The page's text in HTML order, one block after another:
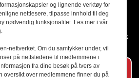
Varsom-plakaten og presseetikken slik
nyhetsbrev
og lignende verktøy for
nettlesere, tilpasse innhold til deg
nødvendig funksjonalitet. Les mer i vår
nettverket. Om du samtykker under, vil
på nettstedene til medlemmene i
fra dine besøk på tvers av
oversikt over medlemmene finner du på